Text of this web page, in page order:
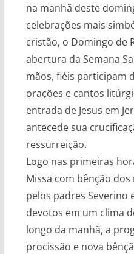
na manhã deste
celebrações mais
cristão, o Domingo de
abertura da Semana
mãos, fiéis participam
orações e cantos
entrada de Jesus em
antecede sua
ressurreição.
Logo nas primeiras
Missa com bênção
pelos padres Severino
devotos em um clima
longo da manhã, a
procissão e nova